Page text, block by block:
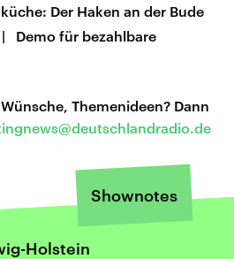
Der Haken an der Bude
| Demo für bezahlbare
Themenideen? Dann
Shownotes
Holstein